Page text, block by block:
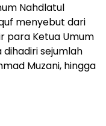
Nahdlatul
menyebut dari
para Ketua Umum
dihadiri sejumlah
Muzani, hingga